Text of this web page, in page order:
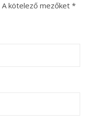
A kötelező mezőket *